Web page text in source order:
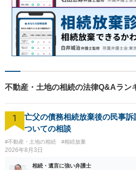
不動産・土地の相続の法律Q&Aラン
1
亡父の債務相続放棄後の民事訴
ついての相談
#不動産・土地の相続 #相続放棄
2026年8月3日
相続・遺言に強い弁護士